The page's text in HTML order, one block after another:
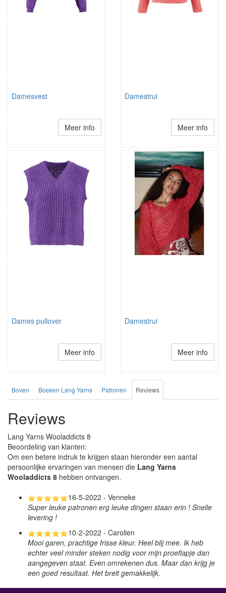
Damesvest
Meer info
Damestrui
Meer info
Dames pullover
Meer info
Damestrui
Meer info
Boven Boeken Lang Yarns Patronen Reviews
Reviews
Lang Yarns Wooladdicts 8
Beoordeling van klanten:
Om een betere indruk te krijgen staan hieronder een aantal
persoonlijke ervaringen van mensen die Lang Yarns
Wooladdicts 8 hebben ontvangen.
16-5-2022 - Venneke
Super leuke patronen erg leuke dingen staan erin ! Snelle
levering !
10-2-2022 - Carolien
Mooi garen, prachtige frisse kleur. Heel blij mee. Ik heb
echter veel minder steken nodig voor mijn proeflapje dan
aangegeven staat. Even omrekenen dus. Maar dan krijg je
een goed resultaat. Het breit gemakkelijk.